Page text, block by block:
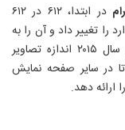
در ابتدا، ۶۱۲ در ۶۱۲
را تغییر داد و آن را به
یافت تا در سایر صفحه نمایش
ارائه دهد.